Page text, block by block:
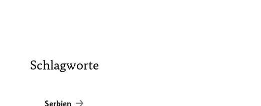
Schlagworte
Serbien